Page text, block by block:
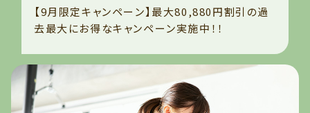
【9月限定キャンペーン】最大80,880円割引の過
去最大にお得なキャンペーン実施中！！